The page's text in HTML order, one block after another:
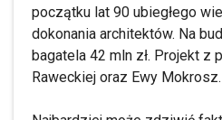
początku lat 90 ubiegłego
dokonania architektów. Na
bagatela 42 mln zł. Projekt z
Raweckiej oraz Ewy Mokrosz.